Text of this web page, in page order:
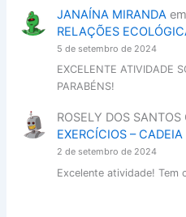
JANAÍNA MIRANDA em
RELAÇÕES
5 de setembro de 2024
EXCELENTE ATIVIDADE
PARABÉNS!
ROSELY DOS SANTOS
EXERCÍCIOS –
2 de setembro de 2024
Excelente atividade! Tem